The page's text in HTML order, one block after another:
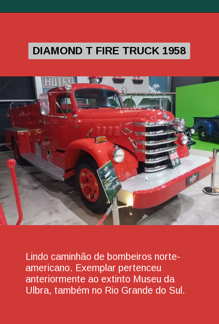
Lindo caminhão de bombeiros norte-
americano. Exemplar pertenceu
anteriormente ao extinto Museu da
Ulbra, também no Rio Grande do Sul.
DIAMOND T FIRE TRUCK 1958
DIAMOND T FIRE TRUCK 1958